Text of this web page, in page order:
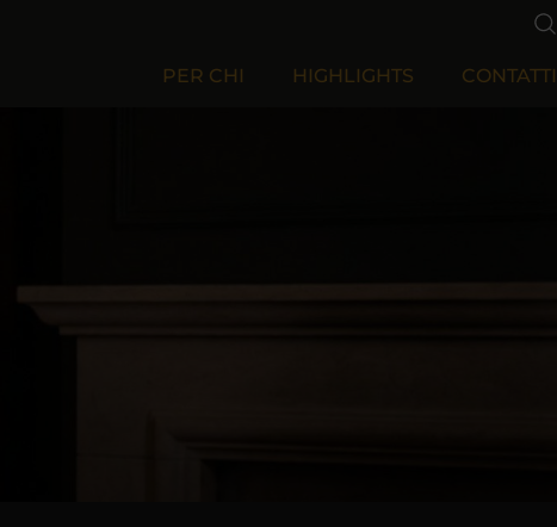
PER CHI HIGHLIGHTS CONTATTI